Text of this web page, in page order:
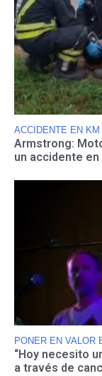
ACCIDENTE EN KM
Armstrong:
un accidente
PONER EN VALOR
“Hoy necesito
a través de